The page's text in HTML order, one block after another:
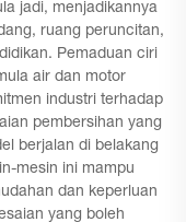
jadi, menjadikannya
ruang peruncitan,
Pemaduan ciri
air dan motor
industri terhadap
pembersihan yang
berjalan di belakang
mesin ini mampu
dan keperluan
yang boleh